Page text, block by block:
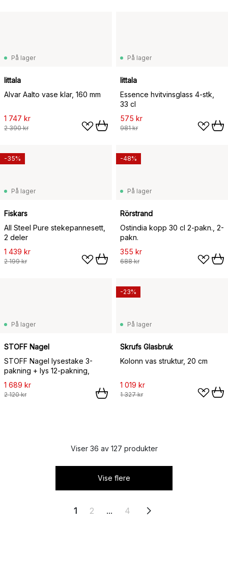
På lager
Iittala
Alvar Aalto vase klar, 160 mm
1 747 kr
2 390 kr
På lager
Iittala
Essence hvitvinsglass 4-stk,
33 cl
575 kr
981 kr
På lager
Fiskars
All Steel Pure stekepannesett,
2 deler
1 439 kr
2 199 kr
-35%
På lager
Rörstrand
Ostindia kopp 30 cl 2-pakn., 2-
pakn.
355 kr
688 kr
-48%
På lager
STOFF Nagel
STOFF Nagel lysestake 3-
pakning + lys 12-pakning,
1 689 kr
2 120 kr
På lager
Skrufs Glasbruk
Kolonn vas struktur, 20 cm
1 019 kr
1 327 kr
-23%
Viser 36 av 127 produkter
Vise flere
1 2 ... 4